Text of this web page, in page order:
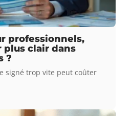
professionnels,
plus clair dans
?
signé trop vite peut coûter